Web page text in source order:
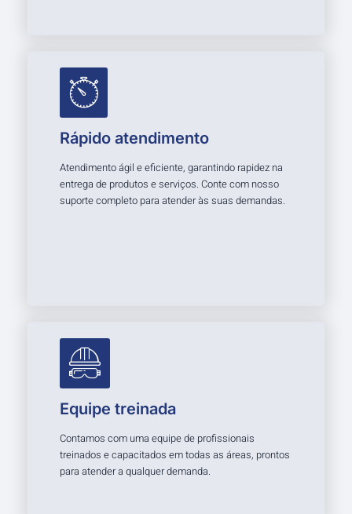
Rápido atendimento
Atendimento ágil e eficiente, garantindo rapidez na
entrega de produtos e serviços. Conte com nosso
suporte completo para atender às suas demandas.
Equipe treinada
Contamos com uma equipe de profissionais
treinados e capacitados em todas as áreas, prontos
para atender a qualquer demanda.